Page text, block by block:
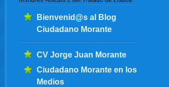
Bienvenid@s al Blog
Ciudadano Morante
CV Jorge Juan Morante
Ciudadano Morante en los
Medios